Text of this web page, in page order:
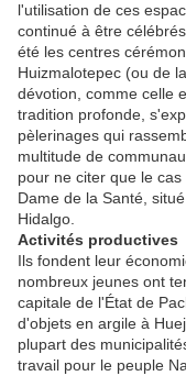
l'utilisation de ces
continué à être
été les centres
Huizmalotepec (ou de
dévotion, comme celle
tradition profonde,
pèlerinages qui
multitude de
pour ne citer que le
Dame de la Santé,
Hidalgo.
Activités productives
Ils fondent leur
nombreux jeunes ont
capitale de l'État de
d'objets en argile à
plupart des
travail pour le peuple